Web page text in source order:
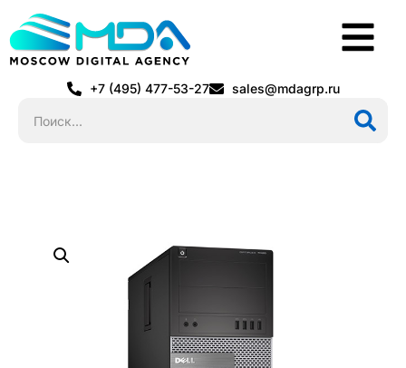
+7 (495) 477-53-27 sales@mdagrp.ru